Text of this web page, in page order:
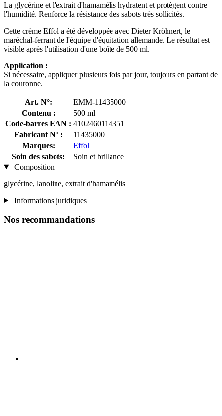
La glycérine et l'extrait d'hamamélis hydratent et protègent contre
l'humidité. Renforce la résistance des sabots très sollicités.
Cette crème Effol a été développée avec Dieter Kröhnert, le
maréchal-ferrant de l'équipe d'équitation allemande. Le résultat est
visible après l'utilisation d'une boîte de 500 ml.
Application :
Si nécessaire, appliquer plusieurs fois par jour, toujours en partant de
la couronne.
Art. N°:
EMM-11435000
Contenu :
500 ml
Code-barres EAN : 4102460114351
Fabricant N° :
11435000
Marques:
Effol
Soin des sabots:
Soin et brillance
Composition
glycérine, lanoline, extrait d'hamamélis
Informations juridiques
Nos recommandations